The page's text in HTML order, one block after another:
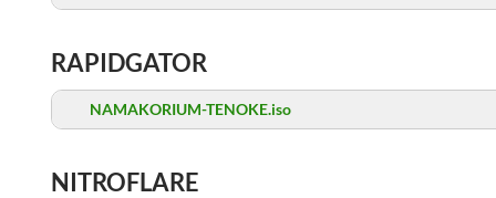
RAPIDGATOR
NAMAKORIUM-TENOKE.iso
NITROFLARE